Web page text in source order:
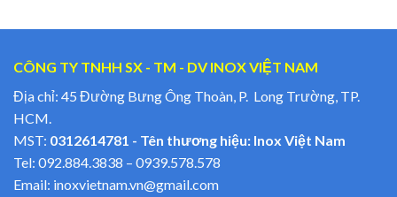
CÔNG TY TNHH SX - TM - DV INOX VIỆT NAM
Địa chỉ: 45 Đường Bưng Ông Thoàn, P. Long Trường, TP.
HCM.
MST: 0312614781 - Tên thương hiệu: Inox Việt Nam
Tel: 092.884.3838 – 0939.578.578
Email: inoxvietnam.vn@gmail.com